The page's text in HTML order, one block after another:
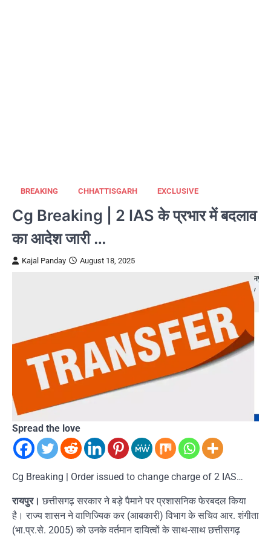
BREAKING CHHATTISGARH EXCLUSIVE
Cg Breaking | 2 IAS के प्रभार में बदलाव
का आदेश जारी …
Kajal Panday August 18, 2025
Spread the love
Cg Breaking | Order issued to change charge of 2 IAS…
रायपुर। छत्तीसगढ़ सरकार ने बड़े पैमाने पर प्रशासनिक फेरबदल किया
है। राज्य शासन ने वाणिज्यिक कर (आबकारी) विभाग के सचिव आर. शंगीता
(भा.प्र.से. 2005) को उनके वर्तमान दायित्वों के साथ-साथ छत्तीसगढ़